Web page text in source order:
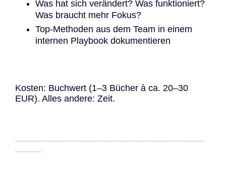
Was hat sich verändert? Was funktioniert?
Was braucht mehr Fokus?
Top-Methoden aus dem Team in einem
internen Playbook dokumentieren
Kosten: Buchwert (1–3 Bücher à ca. 20–30
EUR). Alles andere: Zeit.
─────────────────────────────
────